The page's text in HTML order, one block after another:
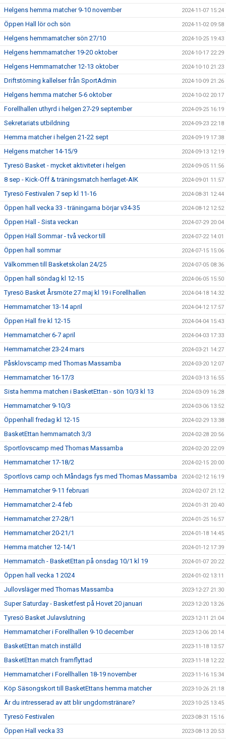
Helgens hemma matcher 9-10 november 2024-11-07 15:24
Öppen Hall lör och sön 2024-11-02 09:58
Helgens hemmamatcher sön 27/10 2024-10-25 19:43
Helgens hemmamatcher 19-20 oktober 2024-10-17 22:29
Helgens Hemmamatcher 12-13 oktober 2024-10-10 21:23
Driftstörning kallelser från SportAdmin 2024-10-09 21:26
Helgens hemma matcher 5-6 oktober 2024-10-02 20:17
Forellhallen uthyrd i helgen 27-29 september 2024-09-25 16:19
Sekretariats utbildning 2024-09-23 22:18
Hemma matcher i helgen 21-22 sept 2024-09-19 17:38
Helgens matcher 14-15/9 2024-09-13 12:19
Tyresö Basket - mycket aktiviteter i helgen 2024-09-05 11:56
8 sep - Kick-Off & träningsmatch herrlaget-AIK 2024-09-01 11:57
Tyresö Festivalen 7 sep kl 11-16 2024-08-31 12:44
Öppen hall vecka 33 - träningarna börjar v34-35 2024-08-12 12:52
Öppen Hall - Sista veckan 2024-07-29 20:04
Öppen Hall Sommar - två veckor till 2024-07-22 14:01
Öppen hall sommar 2024-07-15 15:06
Välkommen till Basketskolan 24/25 2024-07-05 08:36
Öppen hall söndag kl 12-15 2024-06-05 15:50
Tyresö Basket Årsmöte 27 maj kl 19 i Forellhallen 2024-04-18 14:32
Hemmamatcher 13-14 april 2024-04-12 17:57
Öppen Hall fre kl 12-15 2024-04-04 15:43
Hemmamatcher 6-7 april 2024-04-03 17:33
Hemmamatcher 23-24 mars 2024-03-21 14:27
Påsklovscamp med Thomas Massamba 2024-03-20 12:07
Hemmamatcher 16-17/3 2024-03-13 16:55
Sista hemma matchen i BasketEttan - sön 10/3 kl 13 2024-03-09 16:28
Hemmamatcher 9-10/3 2024-03-06 13:52
Öppenhall fredag kl 12-15 2024-02-29 13:38
BasketEttan hemmamatch 3/3 2024-02-28 20:56
Sportlovscamp med Thomas Massamba 2024-02-20 22:09
Hemmamatcher 17-18/2 2024-02-15 20:00
Sportlovs camp och Måndags fys med Thomas Massamba 2024-02-12 16:19
Hemmamatcher 9-11 februari 2024-02-07 21:12
Hemmamatcher 2-4 feb 2024-01-31 20:40
Hemmamatcher 27-28/1 2024-01-25 16:57
Hemmamatcher 20-21/1 2024-01-18 14:45
Hemma matcher 12-14/1 2024-01-12 17:39
Hemmamatch - BasketEttan på onsdag 10/1 kl 19 2024-01-07 20:22
Öppen hall vecka 1 2024 2024-01-02 13:11
Jullovsläger med Thomas Massamba 2023-12-27 21:30
Super Saturday - Basketfest på Hovet 20 januari 2023-12-20 13:26
Tyresö Basket Julavslutning 2023-12-11 21:04
Hemmamatcher i Forellhallen 9-10 december 2023-12-06 20:14
BasketEttan match inställd 2023-11-18 13:57
BasketEttan match framflyttad 2023-11-18 12:22
Hemmamatcher i Forellhallen 18-19 november 2023-11-16 15:34
Köp Säsongskort till BasketEttans hemma matcher 2023-10-26 21:18
Är du intresserad av att blir ungdomstränare? 2023-10-25 13:45
Tyresö Festivalen 2023-08-31 15:16
Öppen Hall vecka 33 2023-08-13 20:53